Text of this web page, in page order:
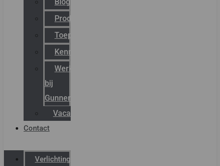
Productnieuws
Toepassingen
Kenniscentrum
Werken
bij
Gunneman
Vacatures
Contact
Verlichting